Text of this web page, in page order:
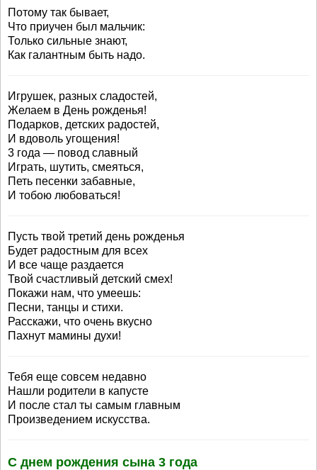
Потому так бывает,
Что приучен был мальчик:
Только сильные знают,
Как галантным быть надо.
Игрушек, разных сладостей,
Желаем в День рожденья!
Подарков, детских радостей,
И вдоволь угощения!
3 года — повод славный
Играть, шутить, смеяться,
Петь песенки забавные,
И тобою любоваться!
Пусть твой третий день рожденья
Будет радостным для всех
И все чаще раздается
Твой счастливый детский смех!
Покажи нам, что умеешь:
Песни, танцы и стихи.
Расскажи, что очень вкусно
Пахнут мамины духи!
Тебя еще совсем недавно
Нашли родители в капусте
И после стал ты самым главным
Произведением искусства.
С днем рождения сына 3 года